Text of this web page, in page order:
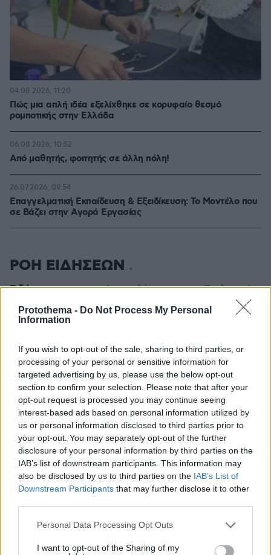
Protothema - Do Not Process My Personal
Information
If you wish to opt-out of the sale, sharing to third parties, or
processing of your personal or sensitive information for
targeted advertising by us, please use the below opt-out
section to confirm your selection. Please note that after your
opt-out request is processed you may continue seeing
interest-based ads based on personal information utilized by
us or personal information disclosed to third parties prior to
your opt-out. You may separately opt-out of the further
disclosure of your personal information by third parties on the
IAB’s list of downstream participants. This information may
also be disclosed by us to third parties on the IAB’s List of
Downstream Participants that may further disclose it to other
Please note that this website/app uses one or more Google
not limited to your visit or usage behaviour. You may click to
Personal Data Processing Opt Outs
I want to opt-out of the Sharing of my
Πώς μια απλή ιδέα εξελίχθηκε σε κορυφαίο θεσμό
ρομποτικής στην Ελλάδα
04.08.2026, 11:20
Από μαθητής, φοιτητής σε άλλη πόλη!
06.08.2026, 10:52
Επαγγελματική Εκπαίδευση & Εξειδίκευση: Το Mοντέλο που
σε Bάζει στην Aγορά Eργασίας
26.07.2026, 09:54
ΡΟΗ ΕΙΔΗΣΕΩΝ
Ειδήσεις Δημοφιλή Σχολιασμένα
πριν 12 λεπτά
Τι έκανε η Κέιτ Μίντλετον στη διάρκεια της θεραπείας
για τον καρκίνο, όταν δεν μπορούσε να συγκεντρωθεί
πριν 13 λεπτά
Φωτεινές επιγραφές: Η επιστροφή μιας διαχρονικής
αισθητικής
πριν 13 λεπτά
Παγκόσμιο Κ20: «Ασημένια» η απίθανη Ρούσσου στα
800μ.
πριν 14 λεπτά
πριν 14 λεπτά
Δοκιμάζουμε το υβριδικό Renault Symbioz με τα 160